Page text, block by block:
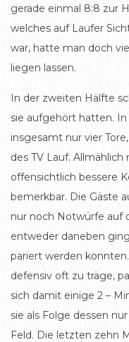
gerade einmal 8:8 zur
welches auf Laufer
war, hatte man doch
liegen lassen.
In der zweiten Hälfte
sie aufgehört hatten.
insgesamt nur vier
des TV Lauf.
offensichtlich bessere
bemerkbar. Die Gäste
nur noch Notwürfe auf
entweder daneben
pariert werden
defensiv oft zu träge,
sich damit einige 2 –
sie als Folge dessen
Feld. Die letzten zehn